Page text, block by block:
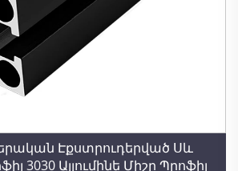
Էքստրուդերված Սև
3030 Ալյումինե Միշր Պրոֆիլ